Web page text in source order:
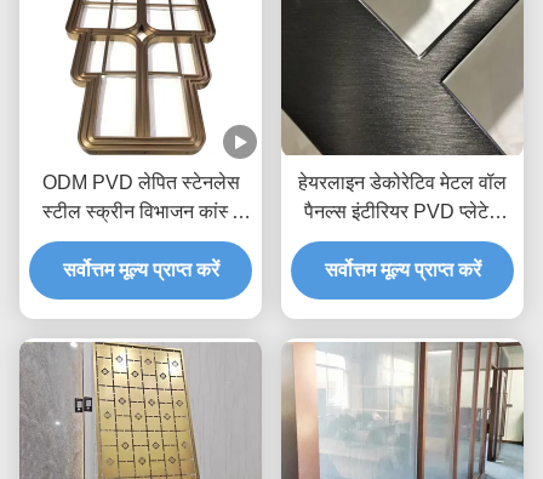
ODM PVD लेपित स्टेनलेस
स्टील स्क्रीन विभाजन कांस्य
कक्ष विभक्त 2 * 4m
सर्वोत्तम मूल्य प्राप्त करें
हेयरलाइन डेकोरेटिव मेटल वॉल
पैनल्स इंटीरियर PVD प्लेटेड
एंटीवियर
सर्वोत्तम मूल्य प्राप्त करें